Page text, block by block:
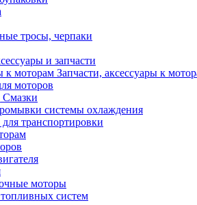
тросы, черпаки
и запчасти
Запчасти, аксессуары к
моторов
системы охлаждения
транспортировки
моторы
систем